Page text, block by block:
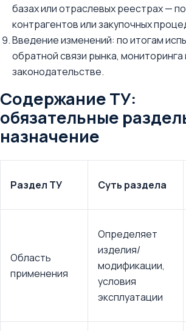
базах или отраслевых реестрах —
контрагентов или закупочных
Введение изменений: по итогам
обратной связи рынка, мониторинга
законодательстве.
Содержание ТУ:
обязательные
назначение
Раздел ТУ Суть раздела
Область
применения
Определяет
изделия/
модификации,
условия
эксплуатации